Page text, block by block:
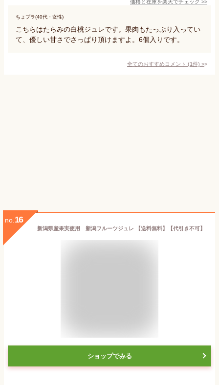
価格と在庫を楽天でチェック >>
ちょプラ(40代・女性)
こちらはたらみの白桃ジュレです。果肉もたっぷり入ってい
て、優しい甘さでさっぱり頂けますよ。6個入りです。
全てのおすすめコメント (1件) >
no. 16
新潟県産果実使用 新潟フルーツジュレ 【送料無料】【代引き不可】
ショップでみる